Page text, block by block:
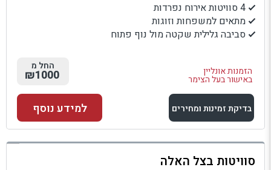
4 סוויטות אירוח נפרדות
מתאים למשפחות וזוגות
סביבה גלילית שקטה מול נוף פתוח
הזמנות אונליין
באישור בעל הצימר
החל מ
₪1000
בדיקת זמינות ומחירים
למתחם זה
למידע נוסף
סוויטות בצל האלה